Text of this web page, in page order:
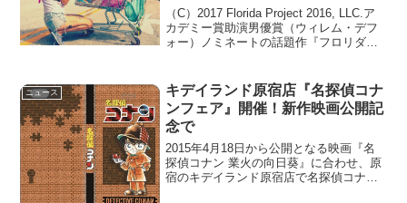
開！
（C）2017 Florida Project 2016, LLC.ア
カデミー賞助演男優賞（ウィレム・デフ
ォー）ノミネートの話題作『フロリダ・
法』というタイトルで2018...
ニュース
キデイランド原宿店『名探偵コナ
ンフェア』開催！新作映画公開記
念で
2015年4月18日から公開となる映画『名
探偵コナン 業火の向日葵』に合わせ、原
宿のキデイランド原宿店で名探偵コナン